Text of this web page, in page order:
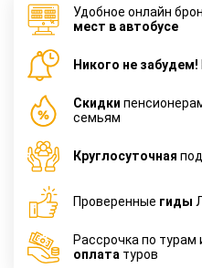
Удобное онлайн
мест в автобусе
Никого не забудем!
Cкидки
семьям
Круглосуточная
Проверенные гиды
Рассрочка по турам
оплата туров